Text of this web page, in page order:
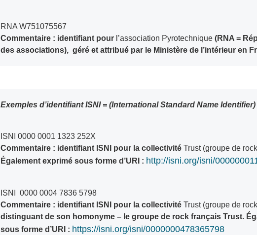
RNA W751075567
Commentaire : identifiant pour l’association Pyrotechnique (RNA =
des associations), géré et attribué par le Ministère de l’intérieur en
Exemples d’identifiant ISNI = (International Standard Name Identifier)
ISNI 0000 0001 1323 252X
Commentaire : identifiant ISNI pour la collectivitéTrust (groupe de
Également exprimé sous forme d’URI : http://isni.org/isni/
ISNI 0000 0004 7836 5798
Commentaire : identifiant ISNI pour la collectivitéTrust (groupe de
distinguant de son homonyme – le groupe de rock français Trust.
sous forme d’URI : https://isni.org/isni/0000000478365798